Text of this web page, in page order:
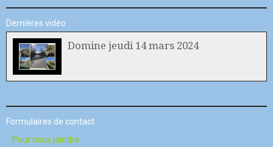
Dernières vidéo
Domine jeudi 14 mars 2024
Formulaires de contact
Pour nous joindre